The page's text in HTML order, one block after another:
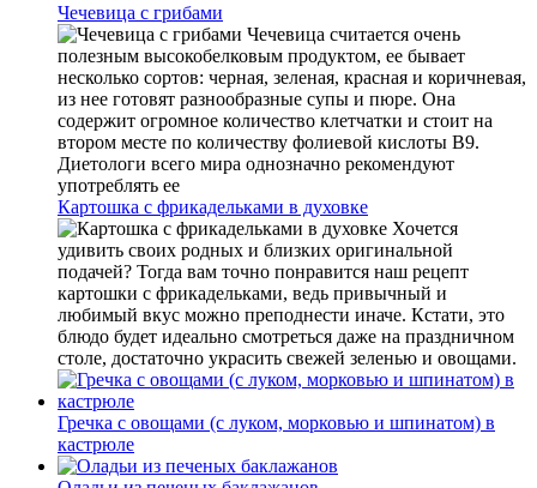
Чечевица с грибами
Чечевица считается очень
полезным высокобелковым продуктом, ее бывает
несколько сортов: черная, зеленая, красная и коричневая,
из нее готовят разнообразные супы и пюре. Она
содержит огромное количество клетчатки и стоит на
втором месте по количеству фолиевой кислоты В9.
Диетологи всего мира однозначно рекомендуют
употреблять ее
Картошка с фрикадельками в духовке
Хочется
удивить своих родных и близких оригинальной
подачей? Тогда вам точно понравится наш рецепт
картошки с фрикадельками, ведь привычный и
любимый вкус можно преподнести иначе. Кстати, это
блюдо будет идеально смотреться даже на праздничном
столе, достаточно украсить свежей зеленью и овощами.
Гречка с овощами (с луком, морковью и шпинатом) в
кастрюле